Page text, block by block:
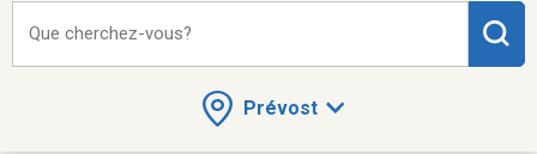
Prévost
Que cherchez-vous?